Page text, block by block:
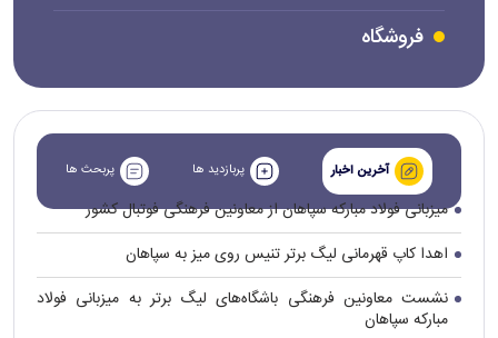
فروشگاه
آخرین اخبار پربازدید ها پربحث ها
میزبانی فولاد مبارکه سپاهان از معاونین فرهنگی فوتبال کشور
اهدا کاپ قهرمانی لیگ برتر تنیس روی میز به سپاهان
نشست معاونین فرهنگی باشگاه‌های لیگ برتر به میزبانی فولاد
مبارکه سپاهان